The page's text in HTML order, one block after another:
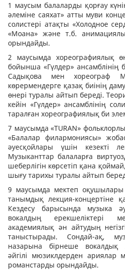
1 маусым балаларды қорғау
әлеміне саяхат» атты муви
солистері атақты «Холодное
«Моана» және т.б.
орындайды.
2 маусымда хореографиялық
бойынша «Гүлдер» ансамблінің
Садықова мен хореограф
көрермендерге қазақ биінің
өнері туралы айтып береді.
кейін «Гүлдер» ансамблінің
таралған хореографиялық би
7 маусымда «TURAN»
«Балалар филармониясы»
әуесқойлары үшін кезекті
Музыканттар балаларға
шеберлігін көрсетіп қана
шығу тарихы туралы айтып
9 маусымда мектеп оқушылары
танымдық лекция-концертіне
Кездесу барысында музыка
вокалдың ерекшеліктері
академиялық ән айтудың
таныстырады. Сондай-ақ,
назарына бірнеше вокалдық
әйгілі мюзиклдерден ариялар
романстарды орындайды.